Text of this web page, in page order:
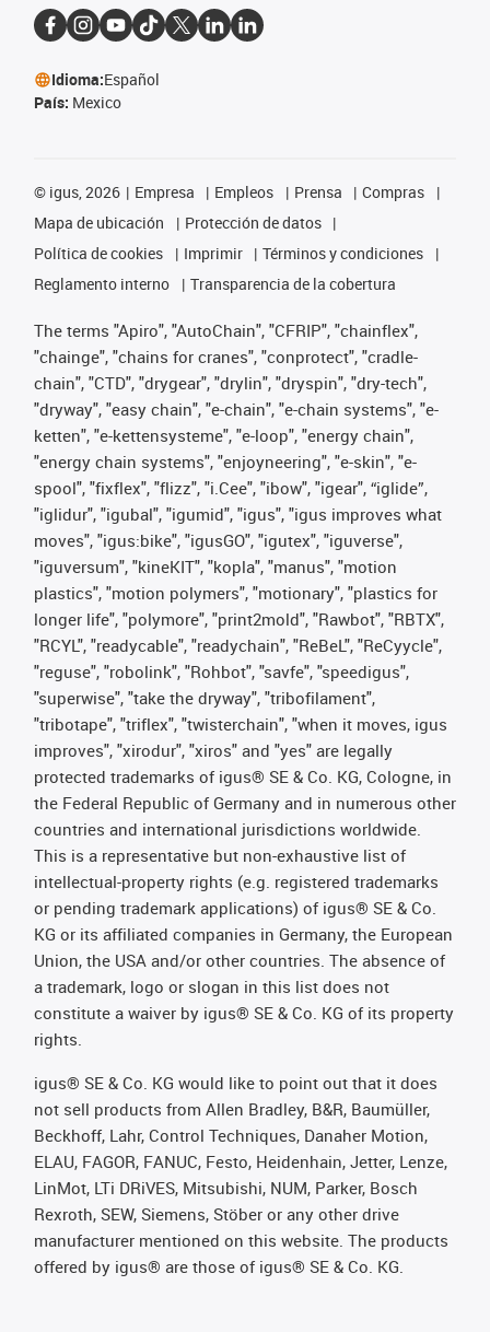
Idioma:Español
País: Mexico
© igus, 2026 Empresa Empleos Prensa
Compras
Mapa de ubicación
Protección de datos
Política de cookies
Imprimir
Términos y condiciones
Reglamento interno
Transparencia de la cobertura
The terms "Apiro", "AutoChain", "CFRIP", "chainflex",
"chainge", "chains for cranes", "conprotect", "cradle-
chain", "CTD", "drygear", "drylin", "dryspin", "dry-tech",
"dryway", "easy chain", "e-chain", "e-chain systems", "e-
ketten", "e-kettensysteme", "e-loop", "energy chain",
"energy chain systems", "enjoyneering", "e-skin", "e-
spool", "fixflex", "flizz", "i.Cee", "ibow", "igear", “iglide”,
"iglidur", "igubal", "igumid", "igus", "igus improves what
moves", "igus:bike", "igusGO", "igutex", "iguverse",
"iguversum", "kineKIT", "kopla", "manus", "motion
plastics", "motion polymers", "motionary", "plastics for
longer life", "polymore", "print2mold", "Rawbot", "RBTX",
"RCYL", "readycable", "readychain", "ReBeL", "ReCyycle",
"reguse", "robolink", "Rohbot", "savfe", "speedigus",
"superwise", "take the dryway", "tribofilament",
"tribotape", "triflex", "twisterchain", "when it moves, igus
improves", "xirodur", "xiros" and "yes" are legally
protected trademarks of igus® SE & Co. KG, Cologne, in
the Federal Republic of Germany and in numerous other
countries and international jurisdictions worldwide.
This is a representative but non-exhaustive list of
intellectual-property rights (e.g. registered trademarks
or pending trademark applications) of igus® SE & Co.
KG or its affiliated companies in Germany, the European
Union, the USA and/or other countries. The absence of
a trademark, logo or slogan in this list does not
constitute a waiver by igus® SE & Co. KG of its property
rights.
igus® SE & Co. KG would like to point out that it does
not sell products from Allen Bradley, B&R, Baumüller,
Beckhoff, Lahr, Control Techniques, Danaher Motion,
ELAU, FAGOR, FANUC, Festo, Heidenhain, Jetter, Lenze,
LinMot, LTi DRiVES, Mitsubishi, NUM, Parker, Bosch
Rexroth, SEW, Siemens, Stöber or any other drive
manufacturer mentioned on this website. The products
offered by igus® are those of igus® SE & Co. KG.